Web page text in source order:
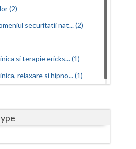
(2)
securitatii nat... (2)
si terapie ericks... (1)
relaxare si hipno... (1)